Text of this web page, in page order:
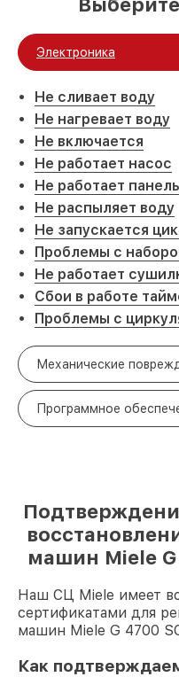
Электроника
Не сливает воду
Не нагревает воду
Не включается
Не работает насос
Не работает
Не распыляет воду
Не запускается
Проблемы с
Не работает
Сбои в работе
Проблемы с
Механические
Программное
машин Miele
Наш СЦ Miele имеет
сертификатами для
машин Miele G 4700
Как